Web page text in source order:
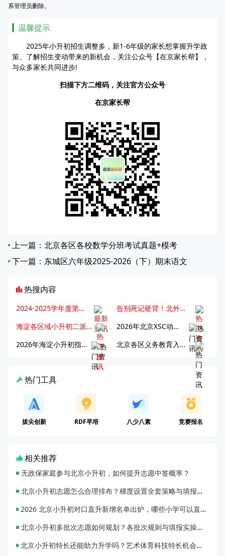
系管理员删除。
温馨提示
2025年小升初招生调整多，新1-6年级的家长想掌握升学政
策、了解招生变动带来的新机会，关注公众号【在京家长帮】，
与众多家长共同进步!
扫描下方二维码，关注官方公众号
在京家长帮
上一篇： 北京各区各校数学分班考试真题+模考
下一篇： 东城区六年级2025-2026（下）期末语文
热搜内容
2024-2025学年度第一学期北京各区期末考试真题试卷汇总
告别死记硬背！北外王牌精读词汇课，帮孩子突破英语词汇难关
海淀各区域小升初二派全攻略合集！区域一至五志愿填报、升学策略详解
2026年北京XSC动态，持续更新中ing...
2026年海淀小升初指南，一文了解招生政策要点
北京各区义务教育入学咨询电话汇总，25年小升初家长提前收藏
热门工具
拔尖创新 RDF早培 八少八素 竞赛报名
相关推荐
无政保家庭参与北京小升初，如何提升志愿中签概率？
北京小升初志愿怎么合理排布？梯度设置全套策略与填报避坑指南
2026 北京小升初对口直升新增名单出炉，哪些小学可以直升优质初中？
北京小升初多批次志愿如何规划？各批次规则与填报实操指南
北京小升初特长还能助力升学吗？艺术体育科技特长机会与误区全面解析